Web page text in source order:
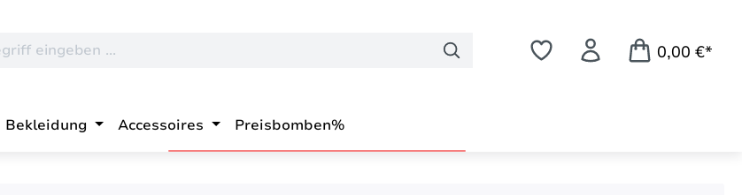
0,00 €*
Bekleidung Accessoires Preisbomben%